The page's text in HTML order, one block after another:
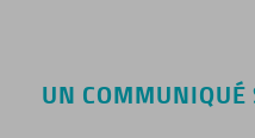
UN COMMUNIQUÉ